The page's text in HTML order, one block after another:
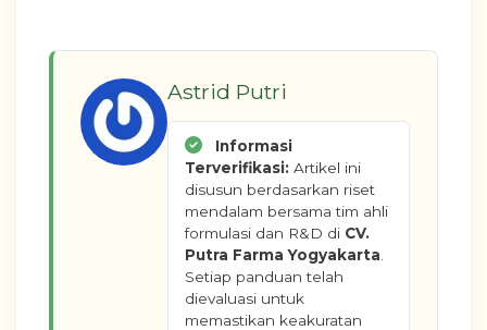
Astrid Putri
Informasi
Terverifikasi: Artikel ini
disusun berdasarkan riset
mendalam bersama tim ahli
formulasi dan R&D di CV.
Putra Farma Yogyakarta
Setiap panduan telah
dievaluasi untuk
memastikan keakuratan